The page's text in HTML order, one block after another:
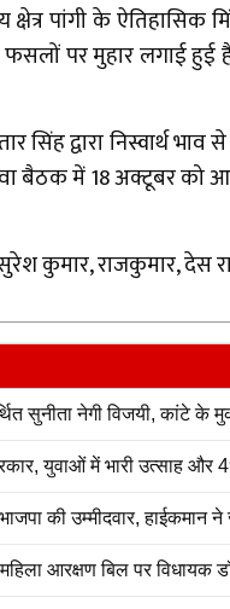
पांगी के
पर मुहार लगाई हुई
द्वारा निस्वार्थ
बैठक में 18 अक्टूबर को
कुमार, राजकुमार, देस
सुनीता नेगी विजयी, कांटे के
युवाओं में भारी उत्साह और
की उम्मीदवार, हाईकमान ने
आरक्षण बिल पर विधायक